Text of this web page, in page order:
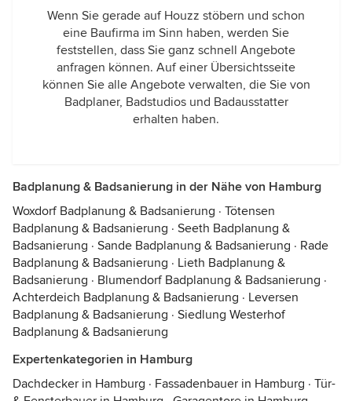
Wenn Sie gerade auf Houzz stöbern und schon
eine Baufirma im Sinn haben, werden Sie
feststellen, dass Sie ganz schnell Angebote
anfragen können. Auf einer Übersichtsseite
können Sie alle Angebote verwalten, die Sie von
Badplaner, Badstudios und Badausstatter
erhalten haben.
Badplanung & Badsanierung in der Nähe von Hamburg
Woxdorf Badplanung & Badsanierung · Tötensen
Badplanung & Badsanierung · Seeth Badplanung &
Badsanierung · Sande Badplanung & Badsanierung · Rade
Badplanung & Badsanierung · Lieth Badplanung &
Badsanierung · Blumendorf Badplanung & Badsanierung ·
Achterdeich Badplanung & Badsanierung · Leversen
Badplanung & Badsanierung · Siedlung Westerhof
Badplanung & Badsanierung
Expertenkategorien in Hamburg
Dachdecker in Hamburg · Fassadenbauer in Hamburg · Tür-